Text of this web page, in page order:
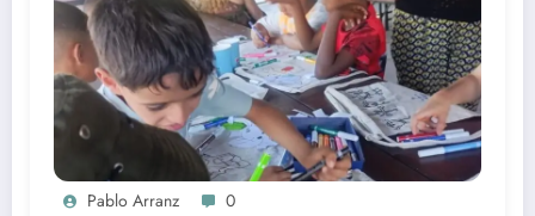
Pablo Arranz 0